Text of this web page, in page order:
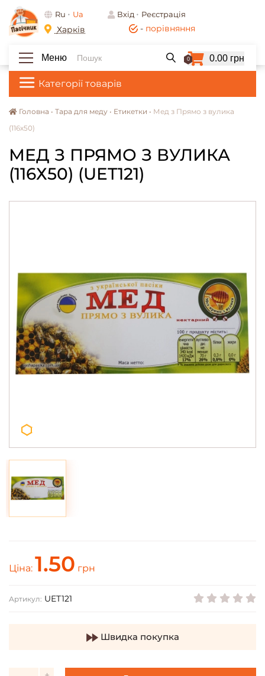
- порівняння
Ru Ua Вхід Реєстрація
Харків
Категорії товарів
Меню 0 0.00 грн
Головна • Тара для меду • Етикетки • Мед з Прямо з вулика
(116х50)
МЕД З ПРЯМО З ВУЛИКА
(116Х50) (UET121)
Ціна: 1.50 грн
Артикул: UET121
Швидка покупка